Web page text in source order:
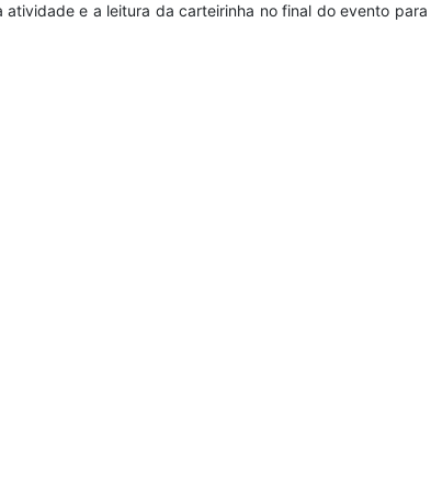
e a leitura da carteirinha no final do evento